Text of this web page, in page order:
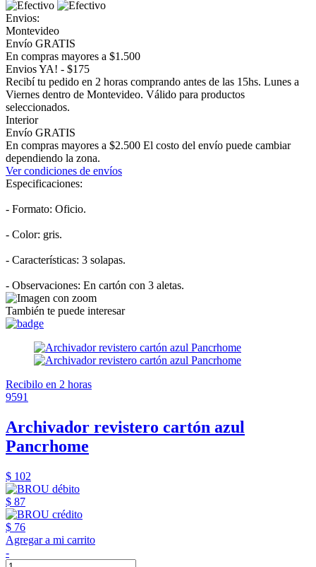
Envios:
Montevideo
Envío GRATIS
En compras mayores a $1.500
Envios YA! - $175
Recibí tu pedido en 2 horas comprando antes de las 15hs. Lunes a
Viernes dentro de Montevideo. Válido para productos
seleccionados.
Interior
Envío GRATIS
En compras mayores a $2.500 El costo del envío puede cambiar
dependiendo la zona.
Ver condiciones de envíos
Especificaciones:
- Formato: Oficio.
- Color: gris.
- Características: 3 solapas.
- Observaciones: En cartón con 3 aletas.
También te puede interesar
Recibilo en 2 horas
9591
Archivador revistero cartón azul
Pancrhome
$ 102
$ 87
$ 76
Agregar a mi carrito
-